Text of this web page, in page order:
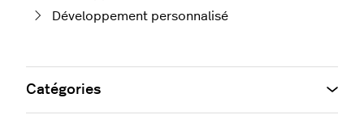
Développement personnalisé
Catégories